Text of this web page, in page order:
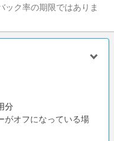
ク率の期限ではありま
分
がオフになっている場